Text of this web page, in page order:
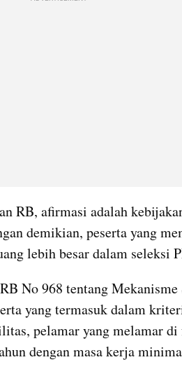
RB, afirmasi adalah
demikian, peserta yang
lebih besar dalam seleksi
No 968 tentang Mekanisme
yang termasuk dalam
pelamar yang melamar
dengan masa kerja